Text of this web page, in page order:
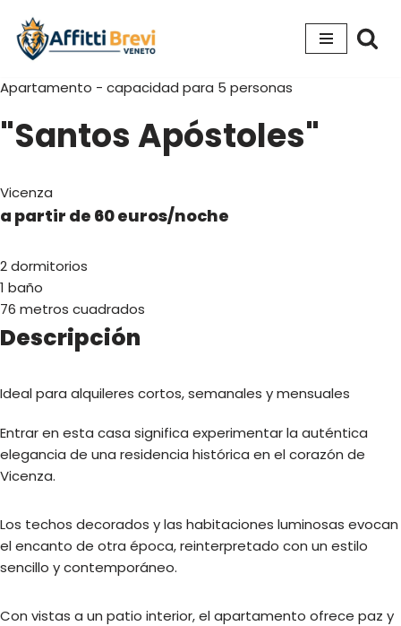
Ir
contenido
Apartamento - capacidad para 5 personas
"Santos Apóstoles"
Vicenza
a partir de 60 euros/noche
2 dormitorios
1 baño
76 metros cuadrados
Descripción
Ideal para alquileres cortos, semanales y mensuales
Entrar en esta casa significa experimentar la auténtica
elegancia de una residencia histórica en el corazón de
Vicenza.
Los techos decorados y las habitaciones luminosas evocan
el encanto de otra época, reinterpretado con un estilo
sencillo y contemporáneo.
Con vistas a un patio interior, el apartamento ofrece paz y